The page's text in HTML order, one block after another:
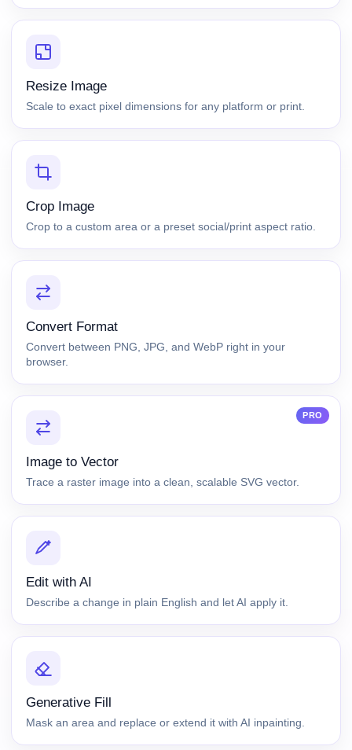
Resize Image
Scale to exact pixel dimensions for any platform or print.
Crop Image
Crop to a custom area or a preset social/print aspect ratio.
Convert Format
Convert between PNG, JPG, and WebP right in your
browser.
PRO
Image to Vector
Trace a raster image into a clean, scalable SVG vector.
Edit with AI
Describe a change in plain English and let AI apply it.
Generative Fill
Mask an area and replace or extend it with AI inpainting.